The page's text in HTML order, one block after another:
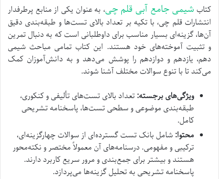
کتابشیمی جامع آبی قلم چی، به عنوان یکی از منابع پرطرفدار
انتشارات قلم چی، با تکیه بر تعداد بالای تست‌ها و طبقه‌بندی دقیق
آن‌ها، گزینه‌ای بسیار مناسب برای داوطلبانی است که به دنبال تمرین
و تثبیت آموخته‌های خود هستند. این کتاب تمامی مباحث شیمی
دهم، یازدهم و دوازدهم را پوشش می‌دهد و به دانش‌آموزان کمک
می‌کند تا با تنوع سوالات مختلف آشنا شوند.
ویژگی‌های برجسته:تعداد بالای تست‌های تألیفی و کنکوری،
طبقه‌بندی موضوعی و سطحی تست‌ها، پاسخنامه تشریحی
کامل.
محتوا: شامل بانک تست گسترده‌ای از سوالات چهارگزینه‌ای،
ترکیبی و مفهومی. درسنامه‌های آن معمولاً مختصر و نکته‌محور
هستند و بیشتر برای جمع‌بندی و مرور سریع کاربرد دارند.
پاسخنامه تشریحی به تحلیل گزینه‌ها می‌پردازد.